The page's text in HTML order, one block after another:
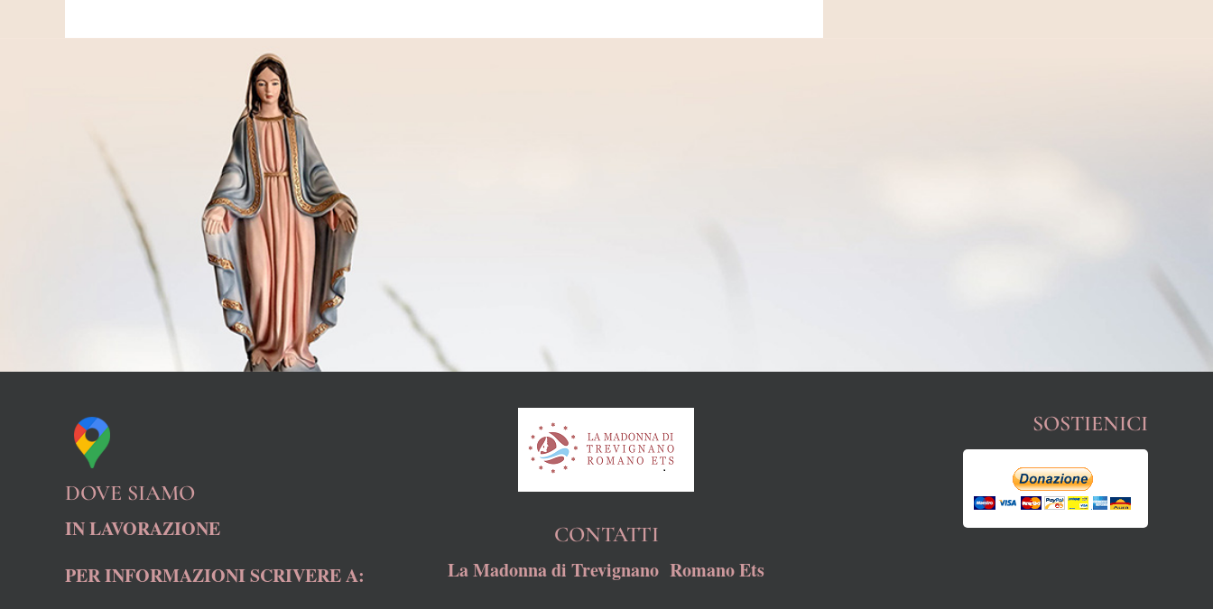
DOVE SIAMO
IN LAVORAZIONE
PER INFORMAZIONI SCRIVERE A:
CONTATTI
La Madonna di Trevignano Romano Ets
SOSTIENICI